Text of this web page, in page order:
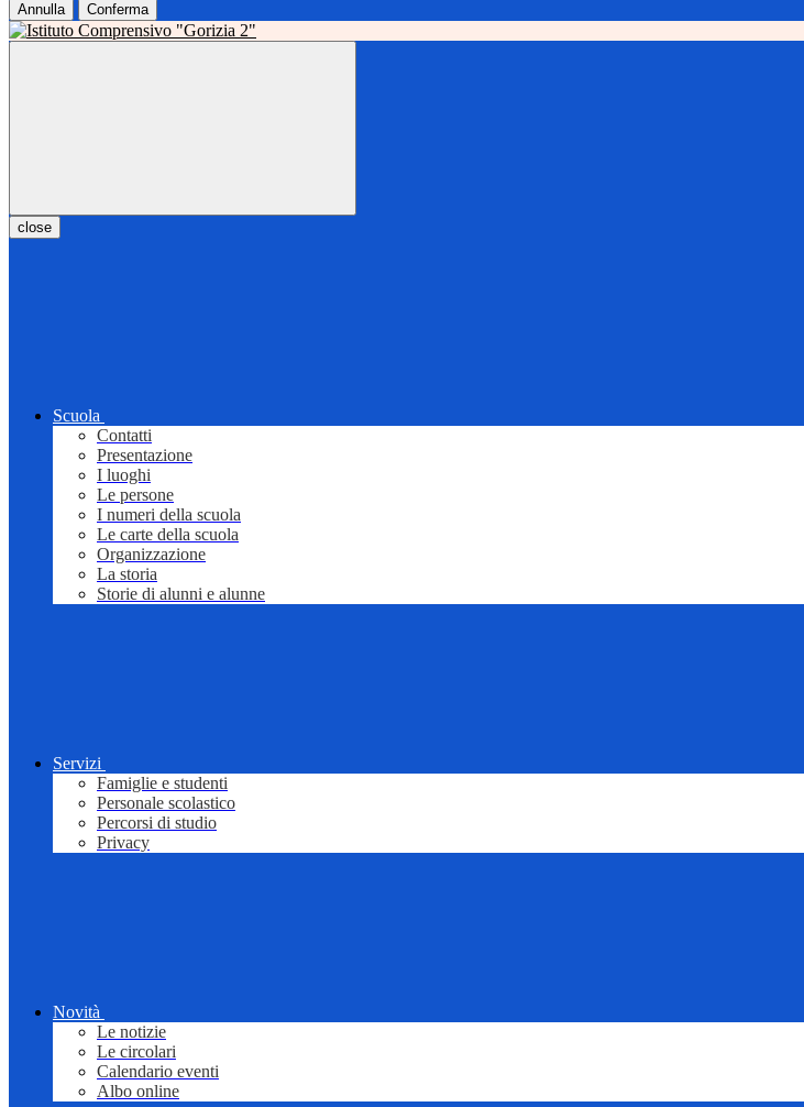
Annulla Conferma
close
Scuola
Contatti
Presentazione
I luoghi
Le persone
I numeri della scuola
Le carte della scuola
Organizzazione
La storia
Storie di alunni e alunne
Servizi
Famiglie e studenti
Personale scolastico
Percorsi di studio
Privacy
Novità
Le notizie
Le circolari
Calendario eventi
Albo online